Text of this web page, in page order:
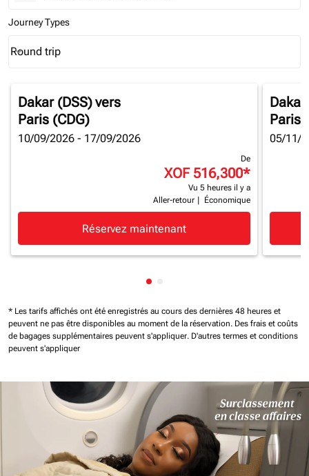
Journey Types
Journey Types option Round trip Selected
Round trip
keyboard_arrow_down
Dakar (DSS)vers
Paris (CDG)
10/09/2026 - 17/09/2026
De
XOF 516,300*
Vu 5 heures il y a
Aller-retour
Économique
Réservez maintenant
Dakar
Paris
05/11/
Affichage de cmp-pagination-
* Les tarifs affichés ont été enregistrés au cours des dernières 48 heures et
peuvent ne pas être disponibles au moment de la réservation. Des frais et coûts
de bagages supplémentaires peuvent s'appliquer. D'autres termes et conditions
peuvent s'appliquer